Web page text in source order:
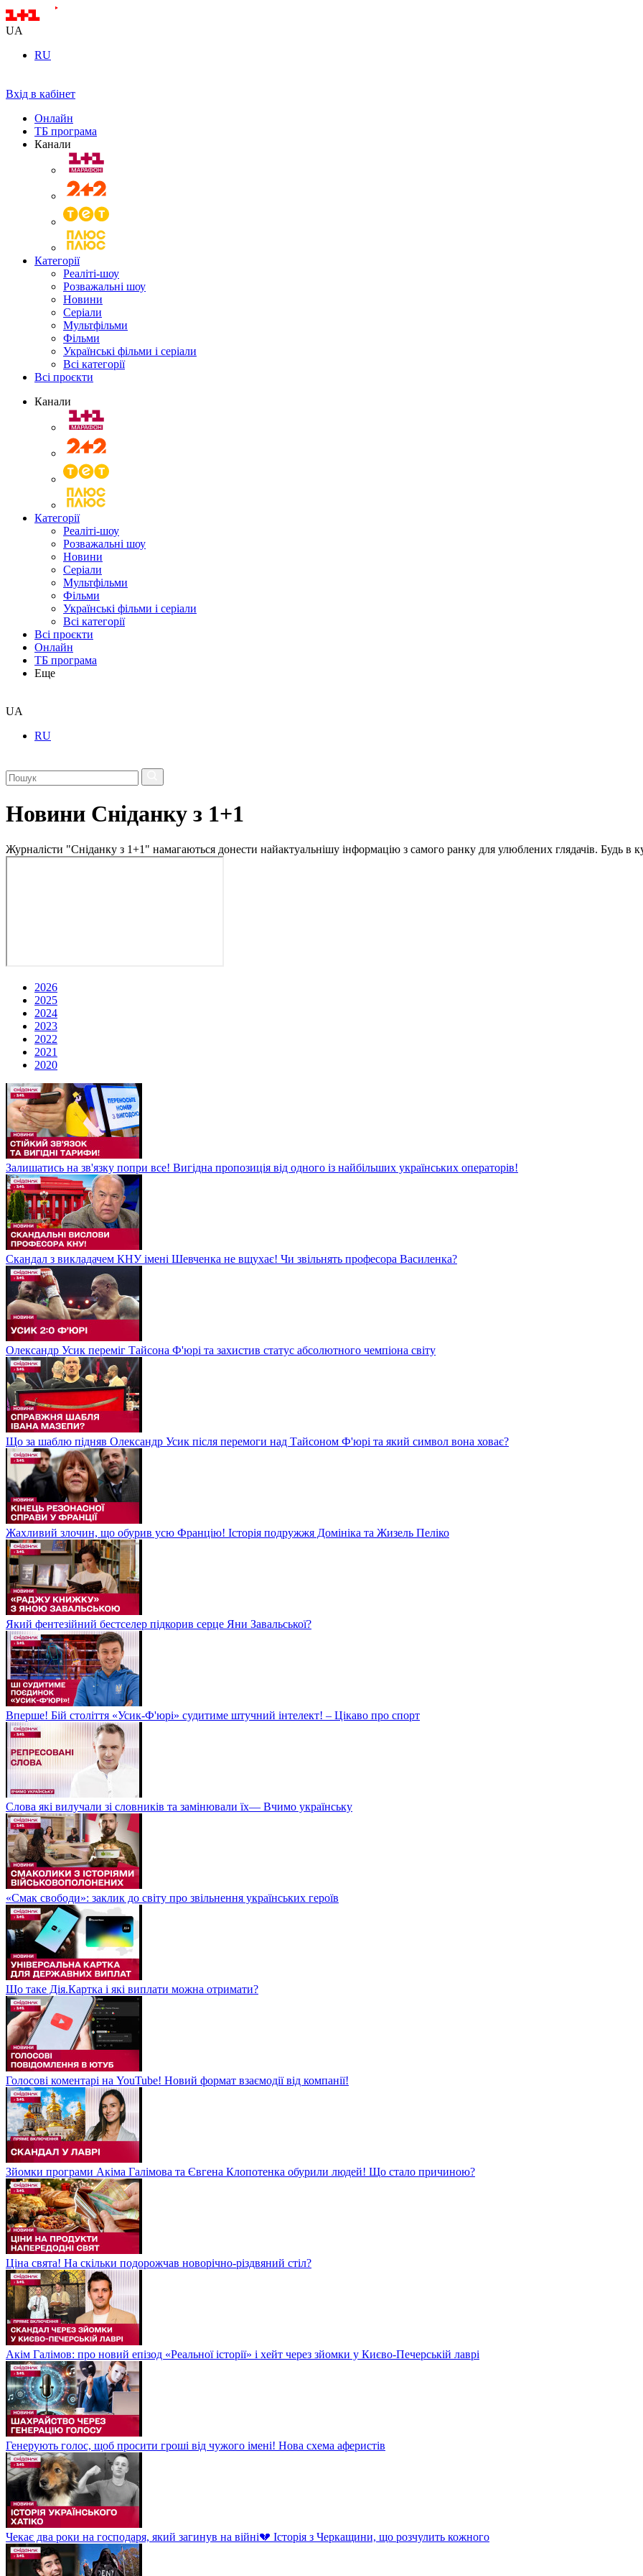
UA
RU
Вхід в кабінет
Онлайн
ТБ програма
Канали
Категорії
Реаліті-шоу
Розважальні шоу
Новини
Серіали
Мультфільми
Фільми
Українські фільми і серіали
Всі категорії
Всі проєкти
Канали
Категорії
Реаліті-шоу
Розважальні шоу
Новини
Серіали
Мультфільми
Фільми
Українські фільми і серіали
Всі категорії
Всі проєкти
Онлайн
ТБ програма
Еще
UA
RU
Новини Сніданку з 1+1
Журналісти "Сніданку з 1+1" намагаються донести найактуальнішу інформацію з самого ранку для улюблених глядачів. Будь в
2026
2025
2024
2023
2022
2021
2020
Залишатись на зв'язку попри все! Вигідна пропозиція від одного із найбільших українських операторів!
Скандал з викладачем КНУ імені Шевченка не вщухає! Чи звільнять професора Василенка?
Олександр Усик переміг Тайсона Ф'юрі та захистив статус абсолютного чемпіона світу
Що за шаблю підняв Олександр Усик після перемоги над Тайсоном Ф'юрі та який символ вона ховає?
Жахливий злочин, що обурив усю Францію! Історія подружжя Домініка та Жизель Пеліко
Який фентезійний бестселер підкорив серце Яни Завальської?
Вперше! Бій століття «Усик-Ф'юрі» судитиме штучний інтелект! – Цікаво про спорт
Слова які вилучали зі словників та замінювали їх— Вчимо українську
«Смак свободи»: заклик до світу про звільнення українських героїв
Що таке Дія.Картка і які виплати можна отримати?
Голосові коментарі на YouTube! Новий формат взаємодії від компанії!
Зйомки програми Акіма Галімова та Євгена Клопотенка обурили людей! Що стало причиною?
Ціна свята! На скільки подорожчав новорічно-різдвяний стіл?
Акім Галімов: про новий епізод «Реальної історії» і хейт через зйомки у Києво-Печерській лаврі
Генерують голос, щоб просити гроші від чужого імені! Нова схема аферистів
Чекає два роки на господаря, який загинув на війні💔 Історія з Черкащини, що розчулить кожного